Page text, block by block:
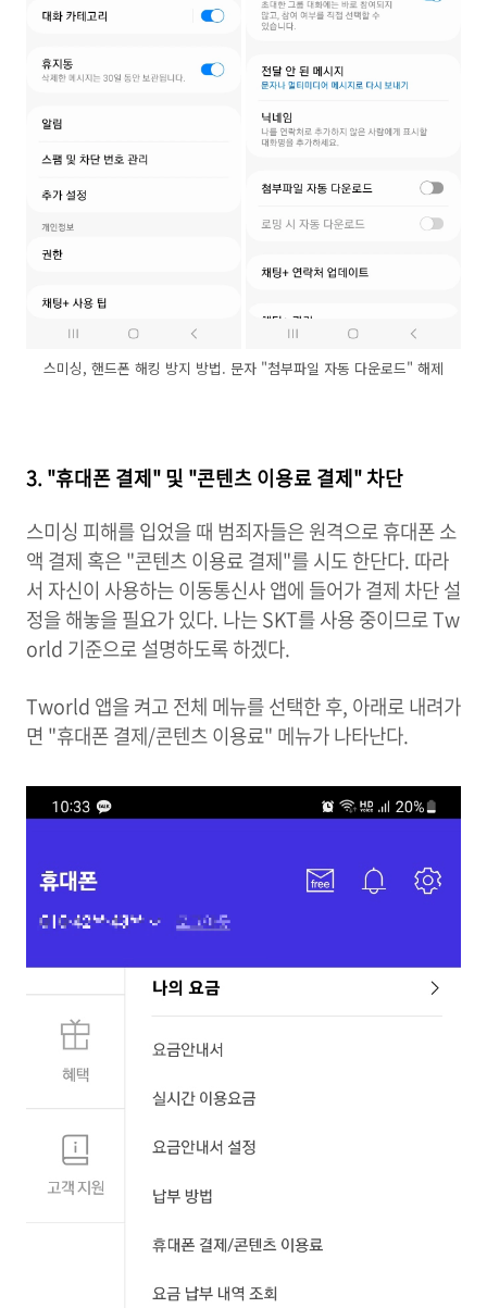
스미싱, 핸드폰 해킹 방지 방법. 문자 "첨부파일 자동 다운로드" 해제
3. "휴대폰 결제" 및 "콘텐츠 이용료 결제" 차단
스미싱 피해를 입었을 때 범죄자들은 원격으로 휴대폰 소
액 결제 혹은 "콘텐츠 이용료 결제"를 시도 한단다. 따라
서 자신이 사용하는 이동통신사 앱에 들어가 결제 차단 설
정을 해놓을 필요가 있다. 나는 SKT를 사용 중이므로 Tw
orld 기준으로 설명하도록 하겠다.
Tworld 앱을 켜고 전체 메뉴를 선택한 후, 아래로 내려가
면 "휴대폰 결제/콘텐츠 이용료" 메뉴가 나타난다.